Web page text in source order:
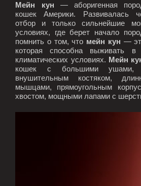
Мейн кун — аборигенная
кошек Америки. Развивалась
отбор и только сильнейшие
условиях, где берет начало
помнить о том, что мейн кун —
которая способна выживать
климатических условиях. Мейн
кошек с большими ушами,
внушительным костяком,
мышцами, прямоугольным
хвостом, мощными лапами с